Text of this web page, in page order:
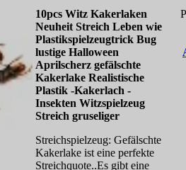
10pcs Witz Kakerlaken
Neuheit Streich Leben wie
Plastikspielzeugtrick Bug
lustige Halloween
Aprilscherz gefälschte
Kakerlake Realistische
Plastik -Kakerlach -
Insekten Witzspielzeug
Streich gruseliger
Streichspielzeug: Gefälschte
Kakerlake ist eine perfekte
Streichquote..Es gibt eine